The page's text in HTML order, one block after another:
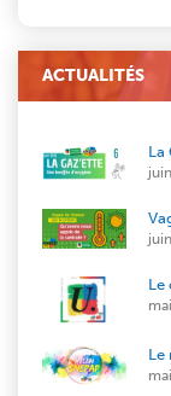
ACTUALITÉS
La
Le
Le